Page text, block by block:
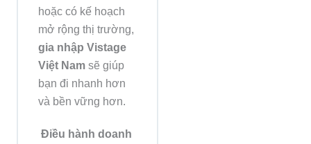
hoặc có kế hoạch
mở rộng thị trường,
gia nhập Vistage
Việt Nam sẽ giúp
bạn đi nhanh hơn
và bền vững hơn.
Điều hành doanh